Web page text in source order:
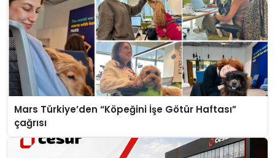
Mars Türkiye’den “Köpeğini İşe Götür Haftası”
çağrısı